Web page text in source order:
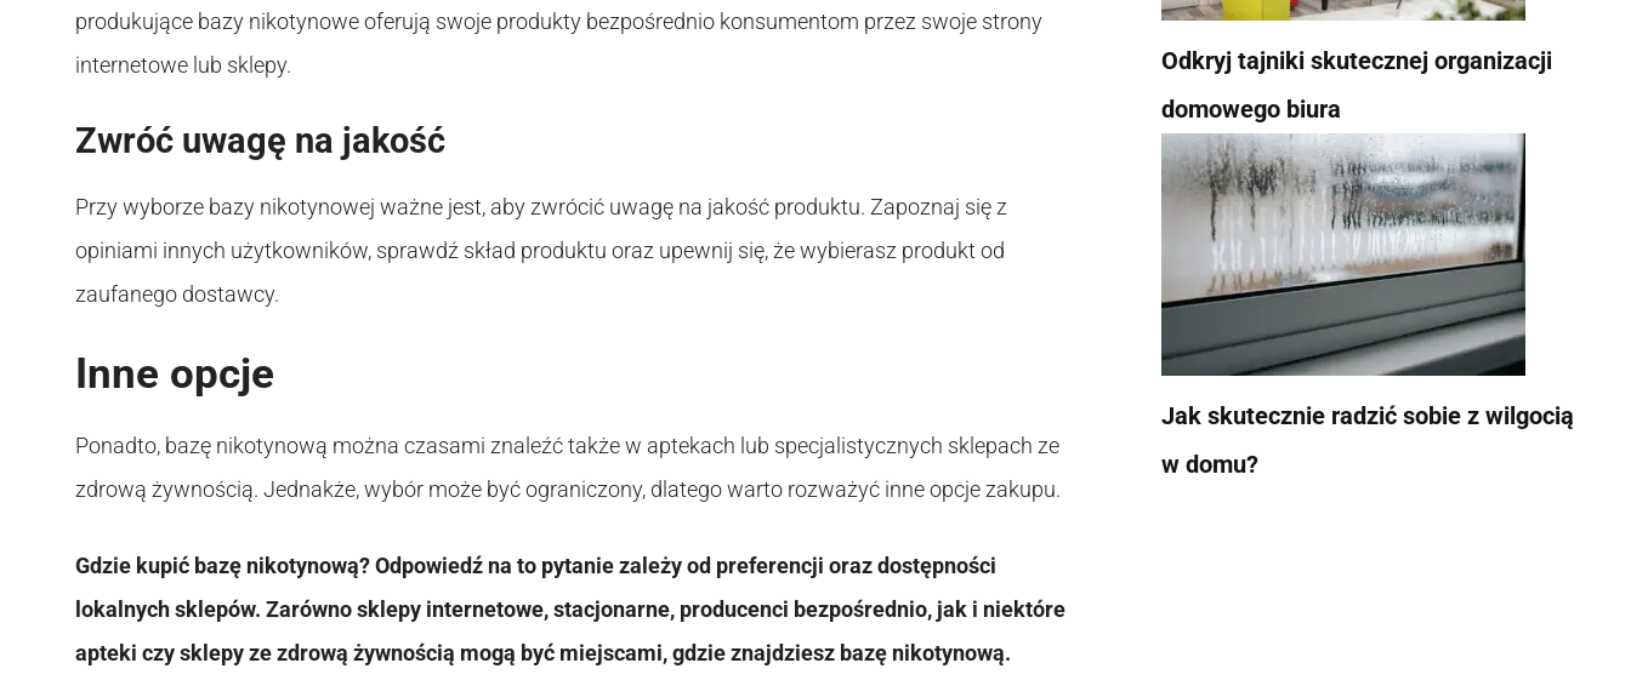
produkujące bazy nikotynowe oferują swoje produkty bezpośrednio konsumentom przez swoje strony
internetowe lub sklepy.
Zwróć uwagę na jakość
Przy wyborze bazy nikotynowej ważne jest, aby zwrócić uwagę na jakość produktu. Zapoznaj się z
opiniami innych użytkowników, sprawdź skład produktu oraz upewnij się, że wybierasz produkt od
zaufanego dostawcy.
Inne opcje
Ponadto, bazę nikotynową można czasami znaleźć także w aptekach lub specjalistycznych sklepach ze
zdrową żywnością. Jednakże, wybór może być ograniczony, dlatego warto rozważyć inne opcje zakupu.
Gdzie kupić bazę nikotynową? Odpowiedź na to pytanie zależy od preferencji oraz dostępności
lokalnych sklepów. Zarówno sklepy internetowe, stacjonarne, producenci bezpośrednio, jak i niektóre
apteki czy sklepy ze zdrową żywnością mogą być miejscami, gdzie znajdziesz bazę nikotynową.
Odkryj tajniki skutecznej organizacji
domowego biura
Jak skutecznie radzić sobie z wilgocią
w domu?